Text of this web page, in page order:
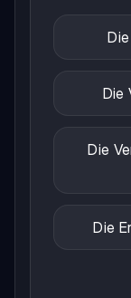
Die
Die
Die